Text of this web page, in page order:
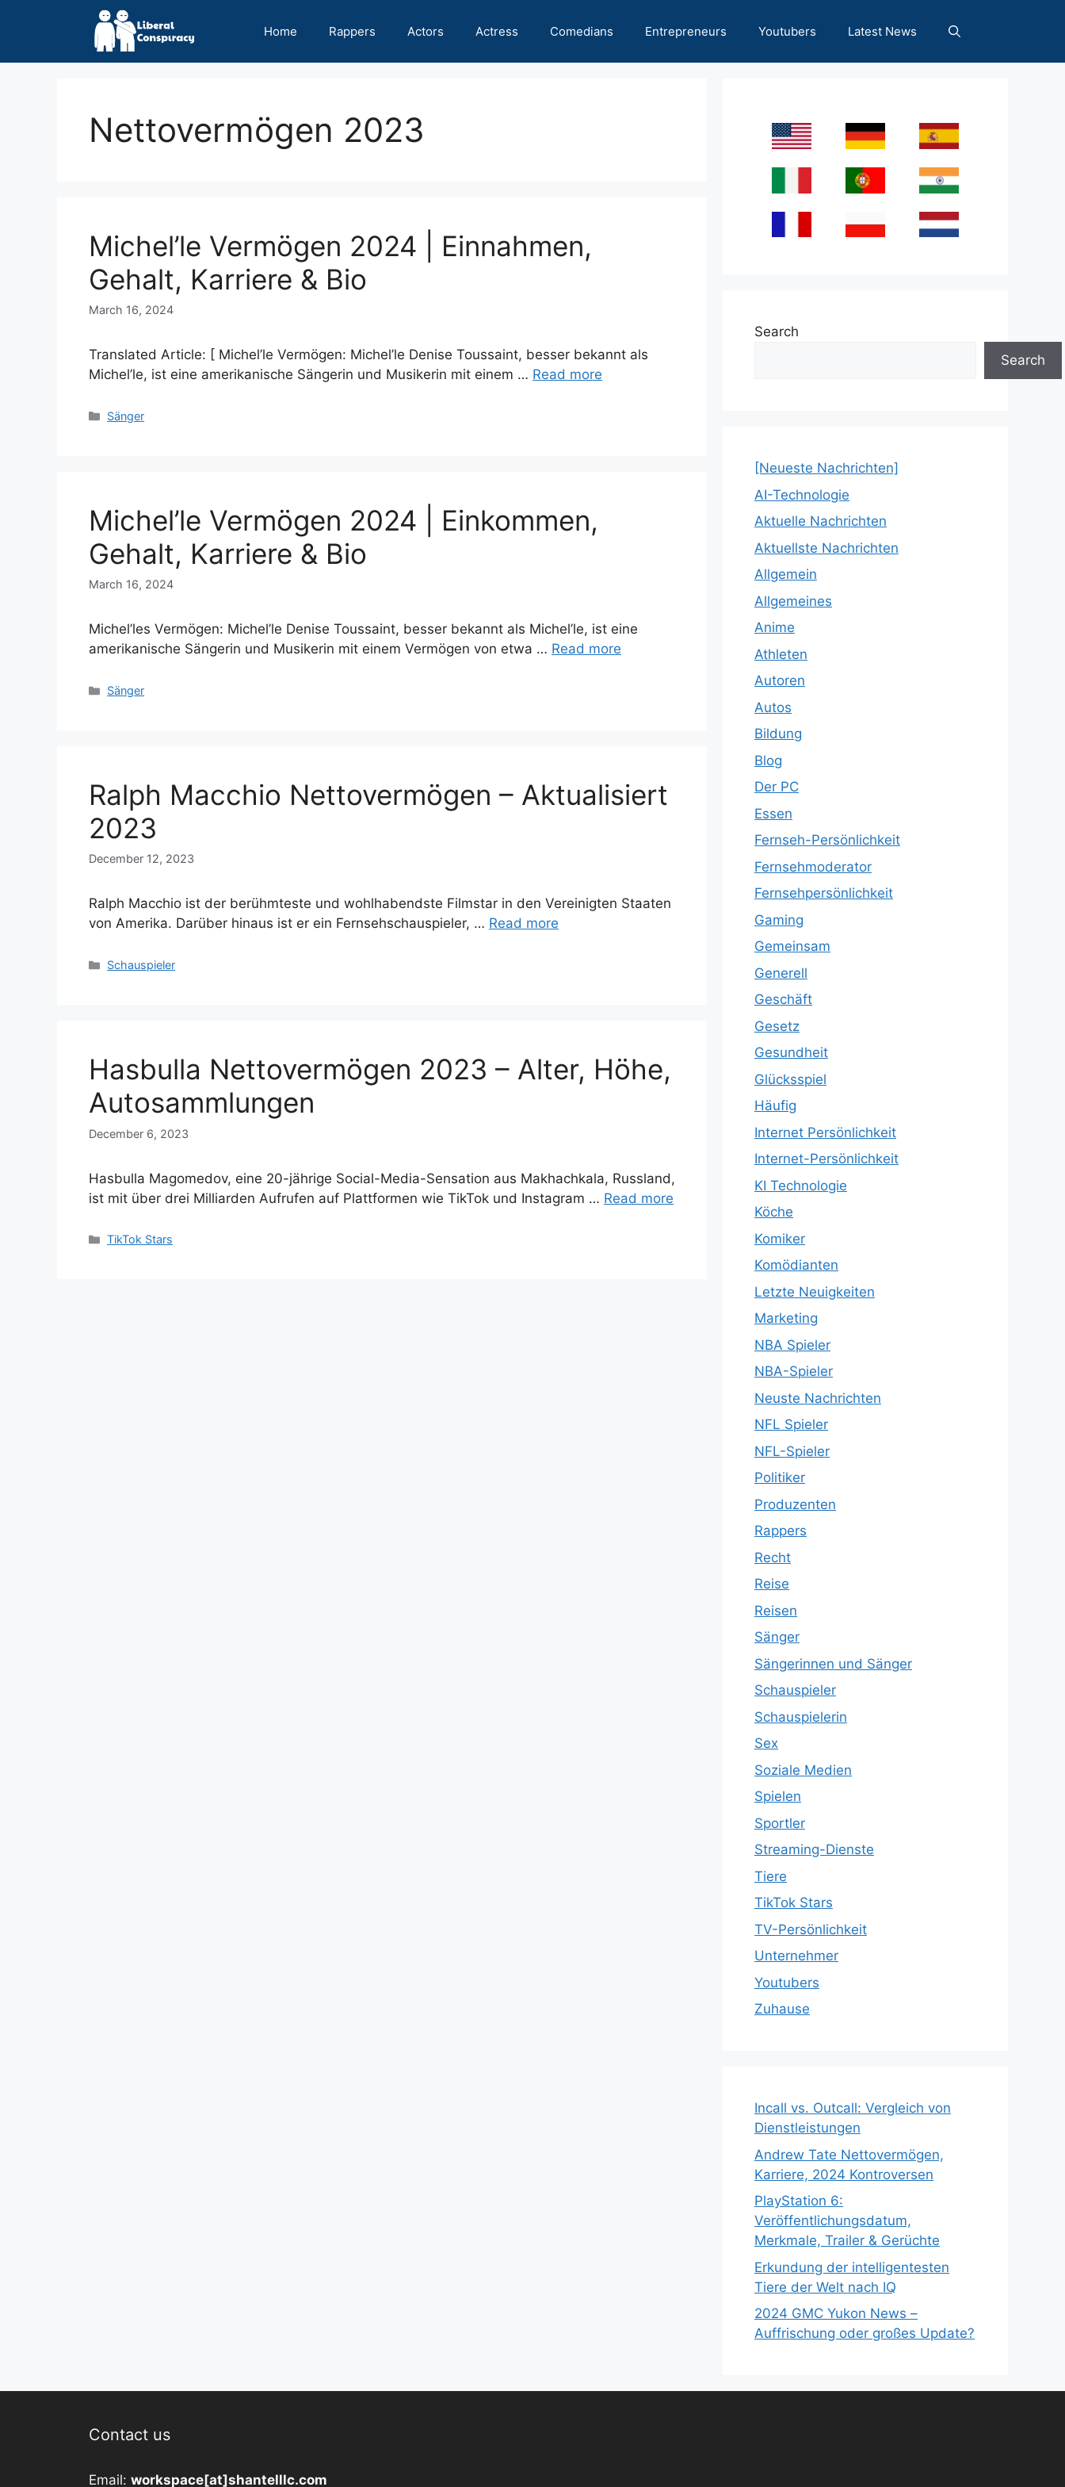
Home Rappers Actors Actress Comedians Entrepreneurs Youtubers Latest News
Nettovermögen 2023
Michel’le Vermögen 2024 | Einnahmen,
Gehalt, Karriere & Bio
March 16, 2024
Translated Article: [ Michel’le Vermögen: Michel’le Denise Toussaint, besser bekannt als
Michel’le, ist eine amerikanische Sängerin und Musikerin mit einem … Read more
Categories
Sänger
Michel’le Vermögen 2024 | Einkommen,
Gehalt, Karriere & Bio
March 16, 2024
Michel’les Vermögen: Michel’le Denise Toussaint, besser bekannt als Michel’le, ist eine
amerikanische Sängerin und Musikerin mit einem Vermögen von etwa … Read more
Categories
Sänger
Ralph Macchio Nettovermögen – Aktualisiert
2023
December 12, 2023
Ralph Macchio ist der berühmteste und wohlhabendste Filmstar in den Vereinigten Staaten
von Amerika. Darüber hinaus ist er ein Fernsehschauspieler, … Read more
Categories
Schauspieler
Hasbulla Nettovermögen 2023 – Alter, Höhe,
Autosammlungen
December 6, 2023
Hasbulla Magomedov, eine 20-jährige Social-Media-Sensation aus Makhachkala, Russland,
ist mit über drei Milliarden Aufrufen auf Plattformen wie TikTok und Instagram … Read more
Categories
TikTok Stars
Search
Search
[Neueste Nachrichten]
AI-Technologie
Aktuelle Nachrichten
Aktuellste Nachrichten
Allgemein
Allgemeines
Anime
Athleten
Autoren
Autos
Bildung
Blog
Der PC
Essen
Fernseh-Persönlichkeit
Fernsehmoderator
Fernsehpersönlichkeit
Gaming
Gemeinsam
Generell
Geschäft
Gesetz
Gesundheit
Glücksspiel
Häufig
Internet Persönlichkeit
Internet-Persönlichkeit
KI Technologie
Köche
Komiker
Komödianten
Letzte Neuigkeiten
Marketing
NBA Spieler
NBA-Spieler
Neuste Nachrichten
NFL Spieler
NFL-Spieler
Politiker
Produzenten
Rappers
Recht
Reise
Reisen
Sänger
Sängerinnen und Sänger
Schauspieler
Schauspielerin
Sex
Soziale Medien
Spielen
Sportler
Streaming-Dienste
Tiere
TikTok Stars
TV-Persönlichkeit
Unternehmer
Youtubers
Zuhause
Incall vs. Outcall: Vergleich von
Dienstleistungen
Andrew Tate Nettovermögen,
Karriere, 2024 Kontroversen
PlayStation 6:
Veröffentlichungsdatum,
Merkmale, Trailer & Gerüchte
Erkundung der intelligentesten
Tiere der Welt nach IQ
2024 GMC Yukon News –
Auffrischung oder großes Update?
Contact us
Email: workspace[at]shantelllc.com